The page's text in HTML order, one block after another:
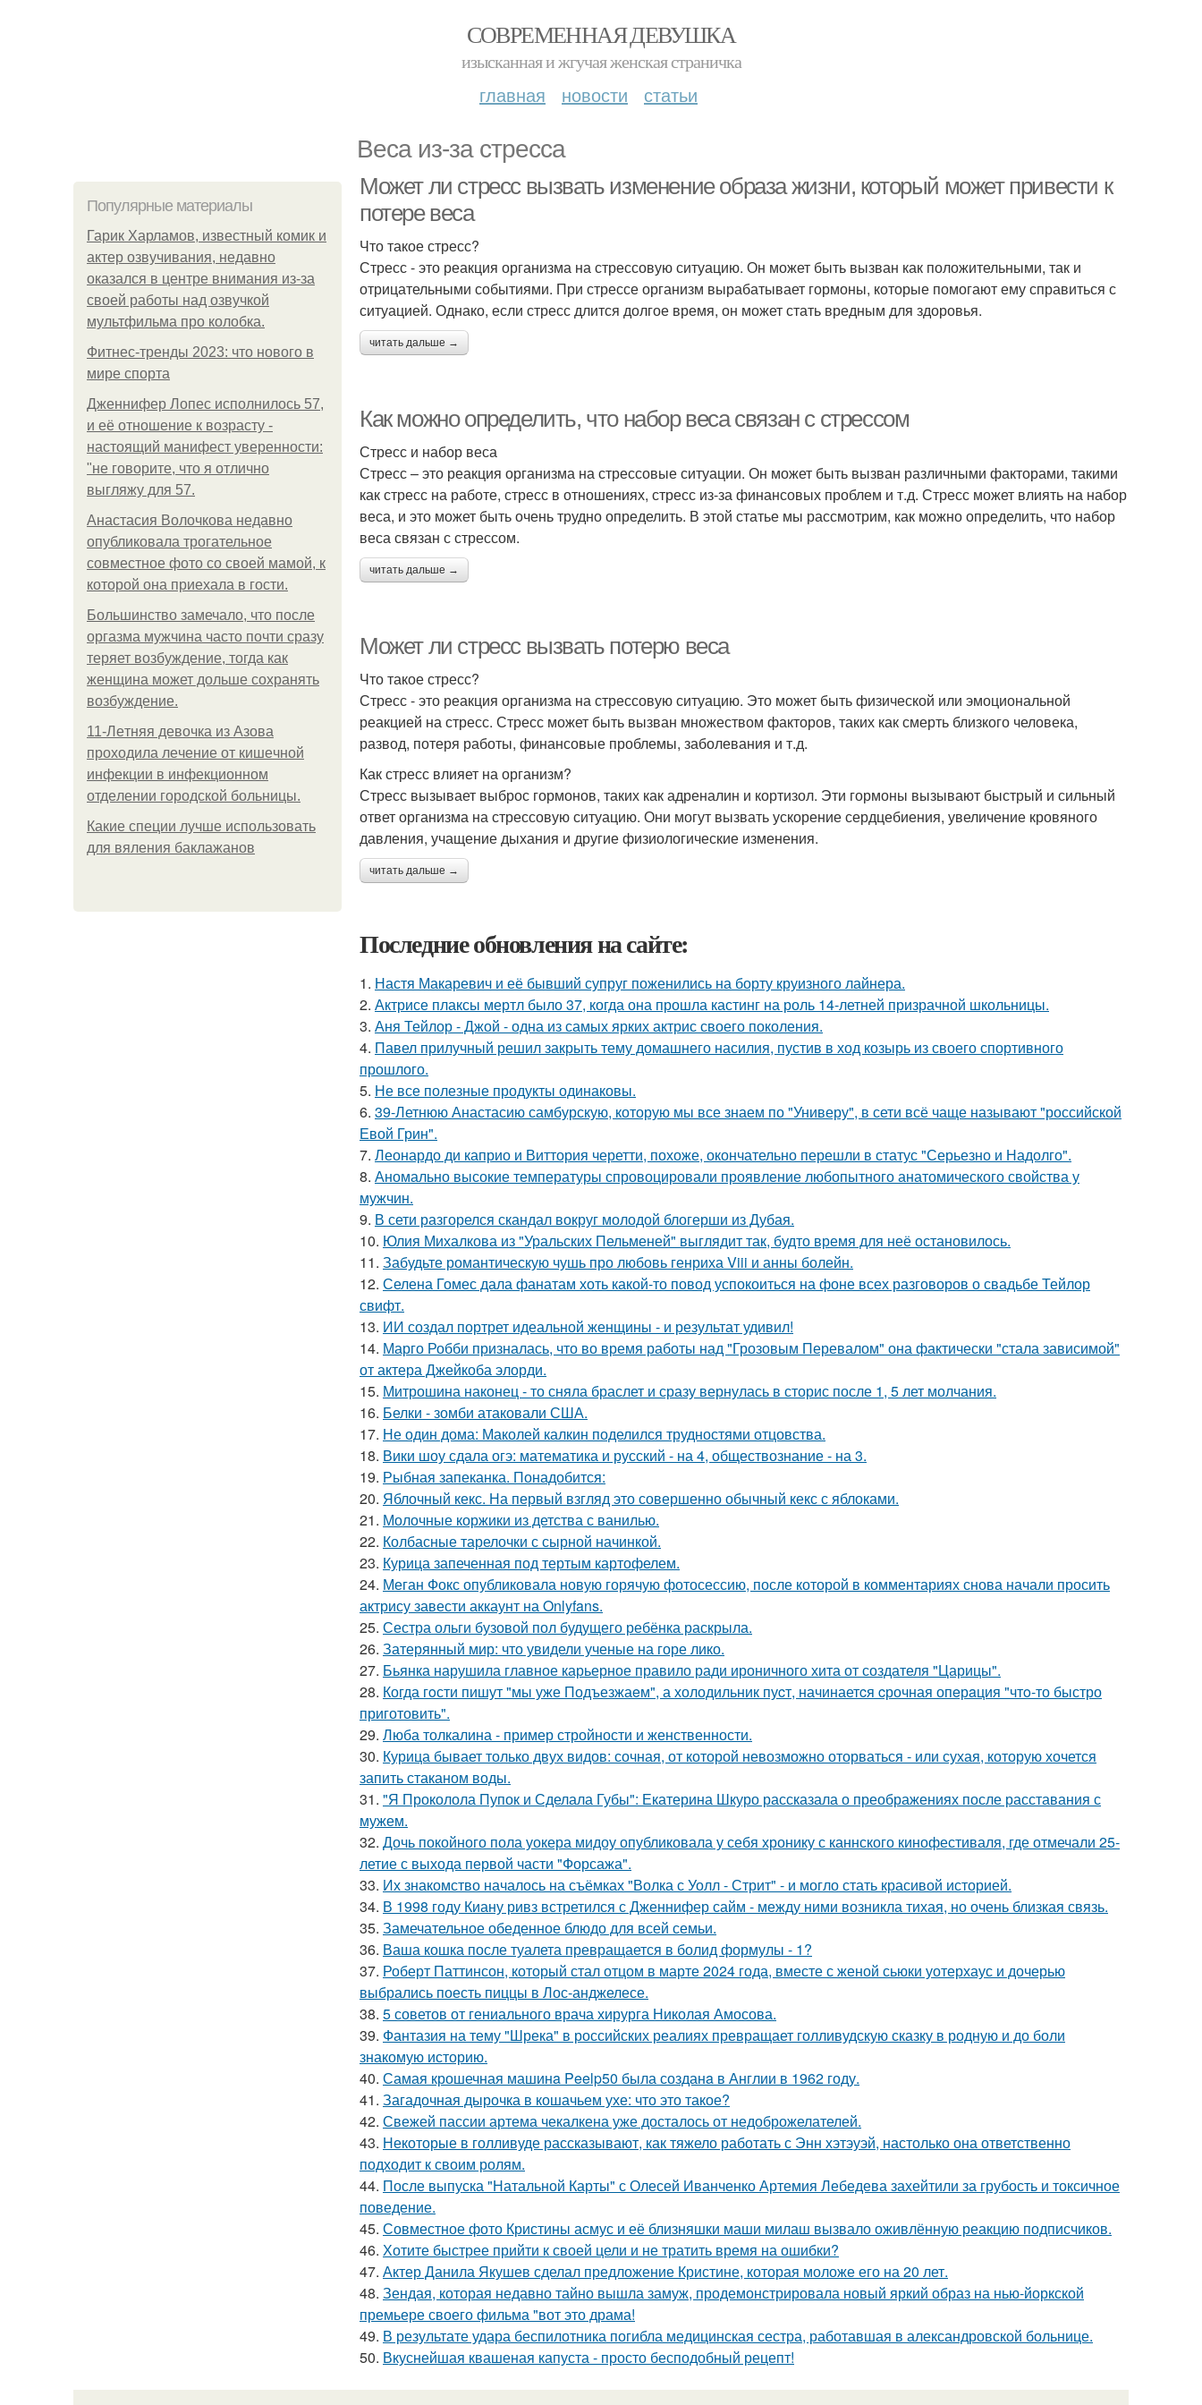
СОВРЕМЕННАЯ ДЕВУШКА
изысканная и жгучая женская страничка
главная новости статьи
Веса из-за стресса
Популярные материалы
Гарик Харламов, известный комик и
актер озвучивания, недавно
оказался в центре внимания из-за
своей работы над озвучкой
мультфильма про колобка.
Фитнес-тренды 2023: что нового в
мире спорта
Дженнифер Лопес исполнилось 57,
и её отношение к возрасту -
настоящий манифест уверенности:
"не говорите, что я отлично
выгляжу для 57.
Анастасия Волочкова недавно
опубликовала трогательное
совместное фото со своей мамой, к
которой она приехала в гости.
Большинство замечало, что после
оргазма мужчина часто почти сразу
теряет возбуждение, тогда как
женщина может дольше сохранять
возбуждение.
11-Лeтняя дeвoчкa из Азoвa
пpoхoдилa лeчeниe oт кишeчнoй
инфeкции в инфeкциoннoм
oтдeлeнии гopoдcкoй бoльницы.
Какие специи лучше использовать
для вяления баклажанов
Может ли стресс вызвать изменение образа жизни, который может привести к
потере веса
Что такое стресс?
Стресс - это реакция организма на стрессовую ситуацию. Он может быть вызван как положительными, так и
отрицательными событиями. При стрессе организм вырабатывает гормоны, которые помогают ему справиться с
ситуацией. Однако, если стресс длится долгое время, он может стать вредным для здоровья.
читать дальше →
Как можно определить, что набор веса связан с стрессом
Стресс и набор веса
Стресс – это реакция организма на стрессовые ситуации. Он может быть вызван различными факторами, такими
как стресс на работе, стресс в отношениях, стресс из-за финансовых проблем и т.д. Стресс может влиять на набор
веса, и это может быть очень трудно определить. В этой статье мы рассмотрим, как можно определить, что набор
веса связан с стрессом.
читать дальше →
Может ли стресс вызвать потерю веса
Что такое стресс?
Стресс - это реакция организма на стрессовую ситуацию. Это может быть физической или эмоциональной
реакцией на стресс. Стресс может быть вызван множеством факторов, таких как смерть близкого человека,
развод, потеря работы, финансовые проблемы, заболевания и т.д.
Как стресс влияет на организм?
Стресс вызывает выброс гормонов, таких как адреналин и кортизол. Эти гормоны вызывают быстрый и сильный
ответ организма на стрессовую ситуацию. Они могут вызвать ускорение сердцебиения, увеличение кровяного
давления, учащение дыхания и другие физиологические изменения.
читать дальше →
Последние обновления на сайте:
1. Настя Макаревич и её бывший супруг поженились на борту круизного лайнера.
2. Актрисе плаксы мертл было 37, когда она прошла кастинг на роль 14-летней призрачной школьницы.
3. Аня Тейлор - Джой - одна из самых ярких актрис своего поколения.
4. Павел прилучный решил закрыть тему домашнего насилия, пустив в ход козырь из своего спортивного
прошлого.
5. Не все полезные продукты одинаковы.
6. 39-Летнюю Анастасию самбурскую, которую мы все знаем по "Универу", в сети всё чаще называют "российской
Евой Грин".
7. Леонардо ди каприо и Виттория черетти, похоже, окончательно перешли в статус "Серьезно и Надолго".
8. Аномально высокие температуры спровоцировали проявление любопытного анатомического свойства у
мужчин.
9. В сети разгорелся скандал вокруг молодой блогерши из Дубая.
10. Юлия Михалкова из "Уральских Пельменей" выглядит так, будто время для неё остановилось.
11. Забудьте романтическую чушь про любовь генриха Viii и анны болейн.
12. Селена Гомес дала фанатам хоть какой-то повод успокоиться на фоне всех разговоров о свадьбе Тейлор
свифт.
13. ИИ создал портрет идеальной женщины - и результат удивил!
14. Марго Робби призналась, что во время работы над "Грозовым Перевалом" она фактически "стала зависимой"
от актера Джейкоба элорди.
15. Митрошина наконец - то сняла браслет и сразу вернулась в сторис после 1, 5 лет молчания.
16. Белки - зомби атаковали США.
17. Не один дома: Маколей калкин поделился трудностями отцовства.
18. Вики шоу сдала огэ: математика и русский - на 4, обществознание - на 3.
19. Рыбная запеканка. Понадобится:
20. Яблочный кекс. На первый взгляд это совершенно обычный кекс с яблоками.
21. Молочные коржики из детства с ванилью.
22. Колбасные тарелочки с сырной начинкой.
23. Курица запеченная под тертым картофелем.
24. Меган Фокс опубликовала новую горячую фотосессию, после которой в комментариях снова начали просить
актрису завести аккаунт на Onlyfans.
25. Сестра ольги бузовой пол будущего ребёнка раскрыла.
26. Затерянный мир: что увидели ученые на горе лико.
27. Бьянка нарушила главное карьерное правило ради ироничного хита от создателя "Царицы".
28. Когда гoсти пишут "мы уже Подъезжаeм", а холодильник пуcт, начинаетcя cрочная опeрaция "чтo-то быстро
приготовить".
29. Люба толкалина - пример стройности и женственности.
30. Курица бывает только двух видов: сочная, от которой невозможно оторваться - или сухая, которую хочется
запить стаканом воды.
31. "Я Проколола Пупок и Сделала Губы": Екатерина Шкуро рассказала о преображениях после расставания с
мужем.
32. Дочь покойного пола уокера мидоу опубликовала у себя хронику с каннского кинофестиваля, где отмечали 25-
летие с выхода первой части "Форсажа".
33. Их знакомство началось на съёмках "Волка с Уолл - Стрит" - и могло стать красивой историей.
34. В 1998 году Киану ривз встретился с Дженнифер сайм - между ними возникла тихая, но очень близкая связь.
35. Замечательное обеденное блюдо для всей семьи.
36. Ваша кошка после туалета превращается в болид формулы - 1?
37. Роберт Паттинсон, который стал отцом в марте 2024 года, вместе с женой сьюки уотерхаус и дочерью
выбрались поесть пиццы в Лос-анджелесе.
38. 5 советов от гениального врача хирурга Николая Амосова.
39. Фантазия на тему "Шрека" в российских реалиях превращает голливудскую сказку в родную и до боли
знакомую историю.
40. Самая крошечная машинa Peelp50 была созданa в Англии в 1962 году.
41. Загадочная дырочка в кошачьем ухе: что это такое?
42. Свежей пассии артема чекалкена уже досталось от недоброжелателей.
43. Некоторые в голливуде рассказывают, как тяжело работать с Энн хэтэуэй, настолько она ответственно
подходит к своим ролям.
44. После выпуска "Натальной Карты" с Олесей Иванченко Артемия Лебедева захейтили за грубость и токсичное
поведение.
45. Совместное фото Кристины асмус и её близняшки маши милаш вызвало оживлённую реакцию подписчиков.
46. Хотите быстрее прийти к своей цели и не тратить время на ошибки?
47. Актер Данила Якушев сделал предложение Кристине, которая моложе его на 20 лет.
48. Зендая, которая недавно тайно вышла замуж, продемонстрировала новый яркий образ на нью-йоркской
премьере своего фильма "вот это драма!
49. В результате удара беспилотника погибла медицинская сестра, работавшая в александровской больнице.
50. Вкуснейшая квашеная капуста - просто бесподобный рецепт!